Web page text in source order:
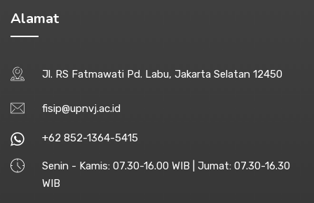
Alamat
Jl. RS Fatmawati Pd. Labu, Jakarta Selatan 12450
fisip@upnvj.ac.id
+62 852-1364-5415
Senin - Kamis: 07.30-16.00 WIB | Jumat: 07.30-16.30
WIB